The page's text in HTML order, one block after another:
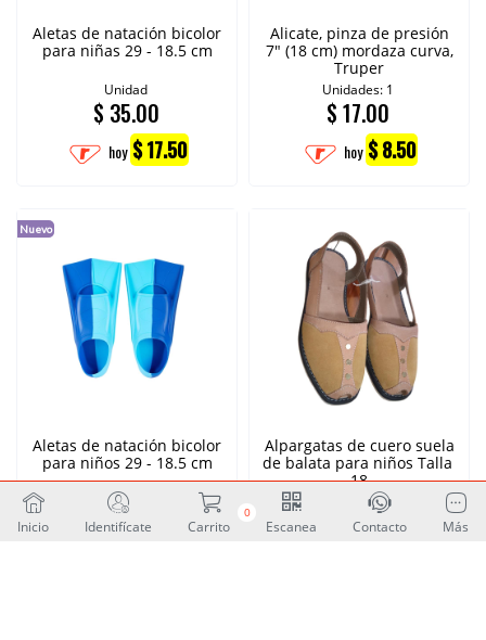
Aletas de natación bicolor
para niñas 29 - 18.5 cm
Unidad
$ 35.00
hoy $ 17.50
Nuevo
Aletas de natación bicolor
para niños 29 - 18.5 cm
Unidad
$35.00
Alicate, pinza de presión
7" (18 cm) mordaza curva,
Truper
Unidades: 1
$ 17.00
hoy $ 8.50
Alpargatas de cuero suela
de balata para niños Talla
18
Unidad
30.00
Inicio Identifícate
0
Carrito Escanea Contacto Más